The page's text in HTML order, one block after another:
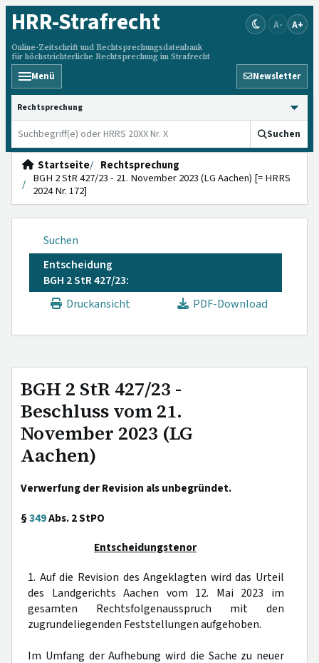
HRR-Strafrecht
Online-Zeitschrift und Rechtsprechungsdatenbank
für höchstrichterliche Rechtsprechung im Strafrecht
A- A+
Menü Newsletter
HRRS durchsuchen
Suchen
Startseite
Rechtsprechung
BGH 2 StR 427/23 - 21. November 2023 (LG Aachen) [= HRRS
2024 Nr. 172]
Suchen
Entscheidung
BGH 2 StR 427/23:
Druckansicht
PDF-Download
BGH 2 StR 427/23 -
Beschluss vom 21.
November 2023 (LG
Aachen)
Verwerfung der Revision als unbegründet.
§349Abs. 2 StPO
Entscheidungstenor
1. Auf die Revision des Angeklagten wird das Urteil
des Landgerichts Aachen vom 12. Mai 2023 im
gesamten Rechtsfolgenausspruch mit den
zugrundeliegenden Feststellungen aufgehoben.
Im Umfang der Aufhebung wird die Sache zu neuer